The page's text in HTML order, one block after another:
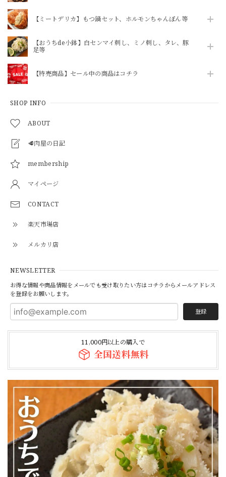
【ミートデリカ】もつ鍋セット、ホルモンちゃんぽん等
【おうちde小鉢】白センマイ刺し、ミノ刺し、タレ、豚
足等
【特売商品】セール中の商品はコチラ
SHOP INFO
ABOUT
🥩肉屋の日記
membership
マイページ
CONTACT
楽天市場店
メルカリ店
NEWSLETTER
お得な情報や商品情報をメールでも受け取りたい方はコチラからメールアドレス
を登録をお願いします。
登録
11,000円以上の購入で
全国送料無料